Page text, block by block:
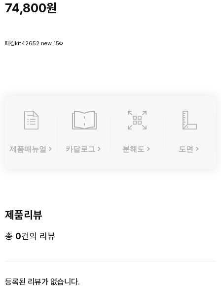
74,800원
패킹kit42652 new 15Φ
제품매뉴얼 카달로그 분해도 도면
제품리뷰
총 0건의 리뷰
등록된 리뷰가 없습니다.